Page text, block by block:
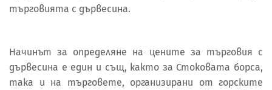
търговията с дървесина.
Начинът за определяне на цените за търговия с
дървесина е един и същ, както за Стоковата борса,
така и на търговете, организирани от горските